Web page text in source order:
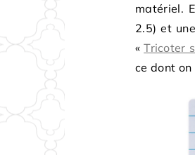
matériel.
2.5) et
«Tricoter
ce dont